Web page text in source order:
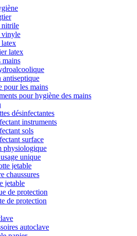
nitrile
vinyle
latex
latex
mains
antiseptique
pour les mains
pour hygiène des mains
désinfectantes
instruments
sols
surface
physiologique
unique
jetable
chaussures
jetable
de protection
de protection
autoclave